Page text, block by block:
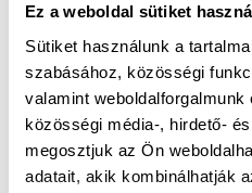
Ez a weboldal sütiket
Sütiket használunk a
szabásához, közösségi
valamint
közösségi média-, hirdető-
megosztjuk az Ön
adatait, akik kombinálhatják
kipróbált, népszerű tábori
Az új helyszínen is
foglalkozáskínálata várja a
turnuson belül nyolcféle
kettőt. Az angol nyelv, a
kombinációkban is
foglalkozások után a